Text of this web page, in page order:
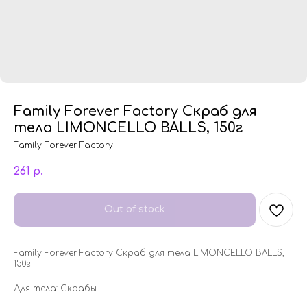
Family Forever Factory Скраб для
тела LIMONCELLO BALLS, 150г
Family Forever Factory
261 р.
Out of stock
Family Forever Factory Скраб для тела LIMONCELLO BALLS,
150г
Для тела: Скрабы